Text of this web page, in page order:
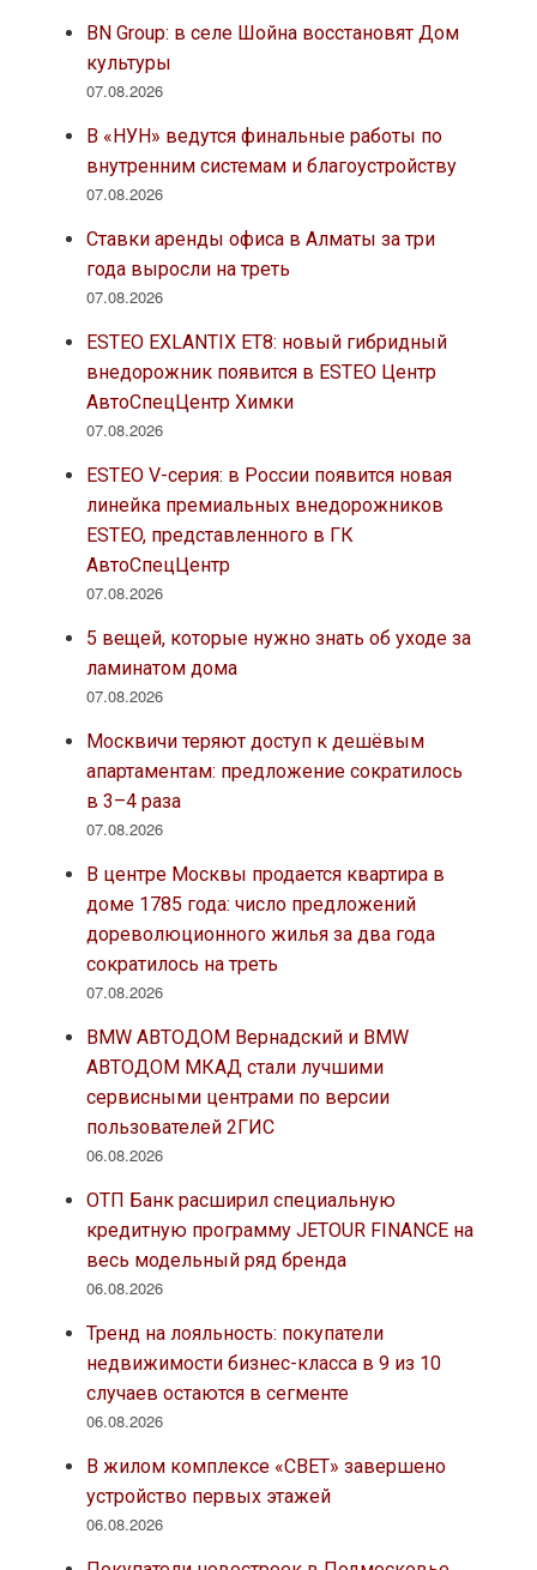
BN Group: в селе Шойна восстановят Дом
культуры
07.08.2026
В «НУН» ведутся финальные работы по
внутренним системам и благоустройству
07.08.2026
Ставки аренды офиса в Алматы за три
года выросли на треть
07.08.2026
ESTEO EXLANTIX ET8: новый гибридный
внедорожник появится в ESTEO Центр
АвтоСпецЦентр Химки
07.08.2026
ESTEO V-серия: в России появится новая
линейка премиальных внедорожников
ESTEO, представленного в ГК
АвтоСпецЦентр
07.08.2026
5 вещей, которые нужно знать об уходе за
ламинатом дома
07.08.2026
Москвичи теряют доступ к дешёвым
апартаментам: предложение сократилось
в 3–4 раза
07.08.2026
В центре Москвы продается квартира в
доме 1785 года: число предложений
дореволюционного жилья за два года
сократилось на треть
07.08.2026
BMW АВТОДОМ Вернадский и BMW
АВТОДОМ МКАД стали лучшими
сервисными центрами по версии
пользователей 2ГИС
06.08.2026
ОТП Банк расширил специальную
кредитную программу JETOUR FINANCE на
весь модельный ряд бренда
06.08.2026
Тренд на лояльность: покупатели
недвижимости бизнес-класса в 9 из 10
случаев остаются в сегменте
06.08.2026
В жилом комплексе «СВЕТ» завершено
устройство первых этажей
06.08.2026